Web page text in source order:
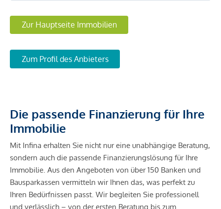
Zur Hauptseite Immobilien
Zum Profil des Anbieters
Die passende Finanzierung für Ihre
Immobilie
Mit Infina erhalten Sie nicht nur eine unabhängige Beratung,
sondern auch die passende Finanzierungslösung für Ihre
Immobilie. Aus den Angeboten von über 150 Banken und
Bausparkassen vermitteln wir Ihnen das, was perfekt zu
Ihren Bedürfnissen passt. Wir begleiten Sie professionell
und verlässlich – von der ersten Beratung bis zum